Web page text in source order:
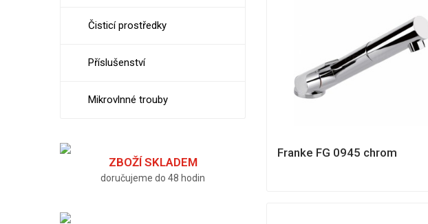
Franke FG 0945 chrom
Čisticí prostředky
Příslušenství
Mikrovlnné trouby
ZBOŽÍ SKLADEM
doručujeme do 48 hodin